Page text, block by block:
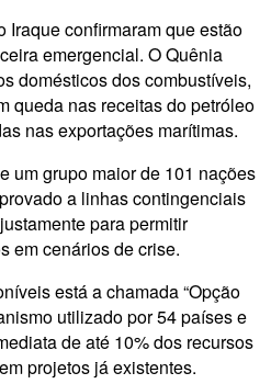
Iraque confirmaram que estão
emergencial. O Quênia
domésticos dos combustíveis,
queda nas receitas do petróleo
nas exportações marítimas.
um grupo maior de 101 nações
a linhas contingenciais
para permitir
em cenários de crise.
está a chamada “Opção
utilizado por 54 países e
de até 10% dos recursos
projetos já existentes.